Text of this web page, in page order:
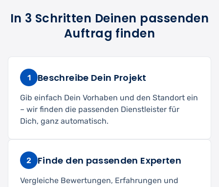
In 3 Schritten Deinen passenden
Auftrag finden
1 Beschreibe Dein Projekt
Gib einfach Dein Vorhaben und den Standort ein
– wir finden die passenden Dienstleister für
Dich, ganz automatisch.
2 Finde den passenden Experten
Vergleiche Bewertungen, Erfahrungen und